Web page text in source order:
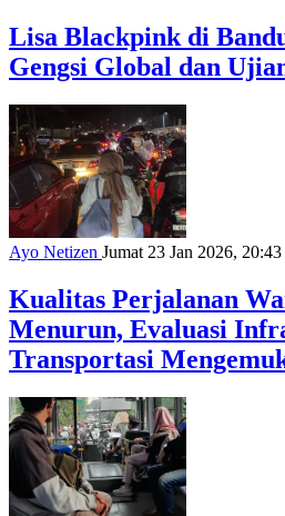
Lisa Blackpink di
Gengsi Global dan
Ayo Netizen Jumat 23 Jan 2026, 20:43
Kualitas Perjalanan
Menurun, Evaluasi
Transportasi